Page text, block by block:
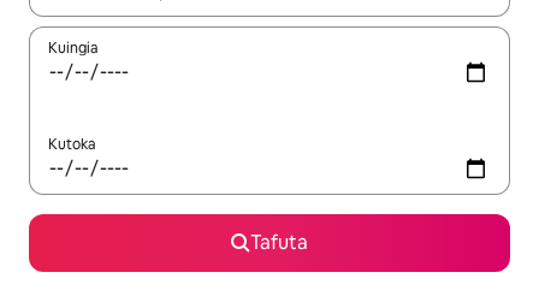
Kuingia
Kutoka
Tafuta